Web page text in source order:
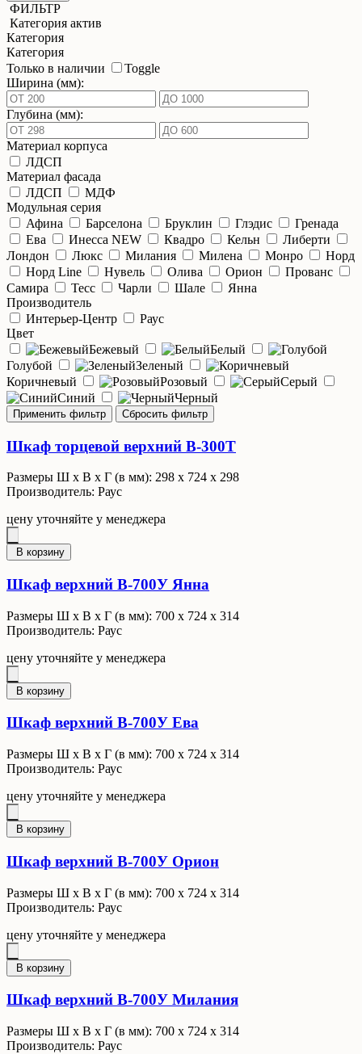
ФИЛЬТР
Категория актив
Категория
Категория
Только в наличии
Toggle
Ширина (мм):
Глубина (мм):
Материал корпуса
ЛДСП
Материал фасада
ЛДСП
МДФ
Модульная серия
Афина
Барселона Бруклин Глэдис
Гренада
Ева
Инесса NEW Квадро Кельн
Либерти
Лондон
Люкс Милания Милена Монро
Норд
Норд Line
Нувель Олива Орион
Прованс
Самира
Тесс Чарли Шале
Янна
Производитель
Интерьер-Центр
Раус
Цвет
Бежевый
Белый
Голубой
Зеленый
Коричневый
Розовый
Серый
Синий
Черный
Шкаф торцевой верхний В-300Т
Размеры Ш x В x Г (в мм): 298 х 724 х 298
Производитель: Раус
цену уточняйте у менеджера
В корзину
Шкаф верхний В-700У Янна
Размеры Ш x В x Г (в мм): 700 х 724 х 314
Производитель: Раус
цену уточняйте у менеджера
В корзину
Шкаф верхний В-700У Ева
Размеры Ш x В x Г (в мм): 700 х 724 х 314
Производитель: Раус
цену уточняйте у менеджера
В корзину
Шкаф верхний В-700У Орион
Размеры Ш x В x Г (в мм): 700 х 724 х 314
Производитель: Раус
цену уточняйте у менеджера
В корзину
Шкаф верхний В-700У Милания
Размеры Ш x В x Г (в мм): 700 х 724 х 314
Производитель: Раус